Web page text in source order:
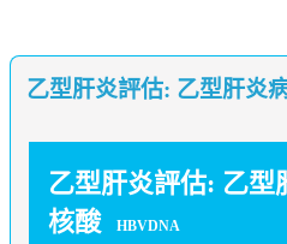
乙型肝炎評估: 乙型肝炎
乙型肝炎評估: 乙型
核酸
HBVDNA